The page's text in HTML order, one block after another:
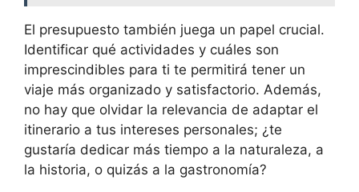
El presupuesto también juega un papel crucial.
Identificar qué actividades y cuáles son
imprescindibles para ti te permitirá tener un
viaje más organizado y satisfactorio. Además,
no hay que olvidar la relevancia de adaptar el
itinerario a tus intereses personales; ¿te
gustaría dedicar más tiempo a la naturaleza, a
la historia, o quizás a la gastronomía?